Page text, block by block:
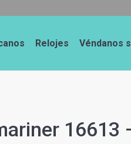
Relojes Véndanos
16613